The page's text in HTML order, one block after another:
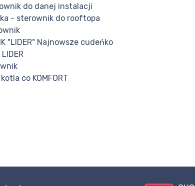
do danej instalacji
- sterownik do rooftopa
"LIDER" Najnowsze cudeńko
co KOMFORT